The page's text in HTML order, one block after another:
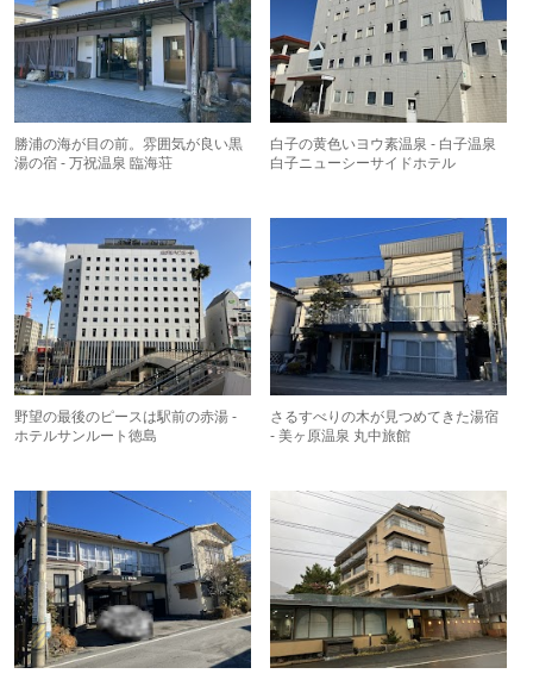
勝浦の海が目の前。雰囲気が良い黒
湯の宿 - 万祝温泉 臨海荘
白子の黄色いヨウ素温泉 - 白子温泉
白子ニューシーサイドホテル
野望の最後のピースは駅前の赤湯 -
ホテルサンルート徳島
さるすべりの木が見つめてきた湯宿
- 美ヶ原温泉 丸中旅館